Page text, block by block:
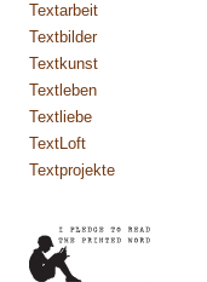
Textarbeit
Textbilder
Textkunst
Textleben
Textliebe
TextLoft
Textprojekte